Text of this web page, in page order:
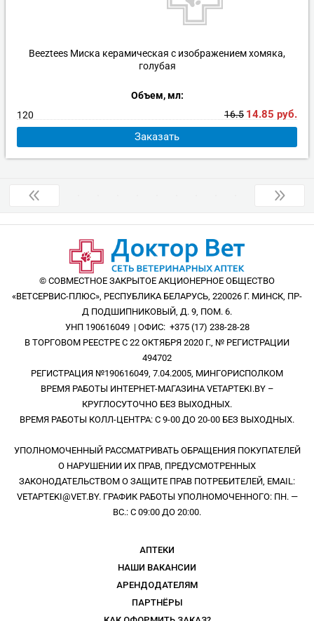
Beeztees Миска керамическая с изображением хомяка,
голубая
Объем, мл:
120
16.5 14.85 руб.
Заказать
© СОВМЕСТНОЕ ЗАКРЫТОЕ АКЦИОНЕРНОЕ ОБЩЕСТВО
«ВЕТСЕРВИС-ПЛЮС», РЕСПУБЛИКА БЕЛАРУСЬ, 220026 Г. МИНСК, ПР-
Д ПОДШИПНИКОВЫЙ, Д. 9, ПОМ. 6.
УНП 190616049 | ОФИС: +375 (17) 238-28-28
В ТОРГОВОМ РЕЕСТРЕ С 22 ОКТЯБРЯ 2020 Г., № РЕГИСТРАЦИИ
494702
РЕГИСТРАЦИЯ №190616049, 7.04.2005, МИНГОРИСПОЛКОМ
ВРЕМЯ РАБОТЫ ИНТЕРНЕТ-МАГАЗИНА VETAPTEKI.BY –
КРУГЛОСУТОЧНО БЕЗ ВЫХОДНЫХ.
ВРЕМЯ РАБОТЫ КОЛЛ-ЦЕНТРА: С 9-00 ДО 20-00 БЕЗ ВЫХОДНЫХ.
УПОЛНОМОЧЕННЫЙ РАССМАТРИВАТЬ ОБРАЩЕНИЯ ПОКУПАТЕЛЕЙ
О НАРУШЕНИИ ИХ ПРАВ, ПРЕДУСМОТРЕННЫХ
ЗАКОНОДАТЕЛЬСТВОМ О ЗАЩИТЕ ПРАВ ПОТРЕБИТЕЛЕЙ, EMAIL:
VETAPTEKI@VET.BY. ГРАФИК РАБОТЫ УПОЛНОМОЧЕННОГО: ПН. —
ВС.: С 09:00 ДО 20:00.
АПТЕКИ
НАШИ ВАКАНСИИ
АРЕНДОДАТЕЛЯМ
ПАРТНЁРЫ